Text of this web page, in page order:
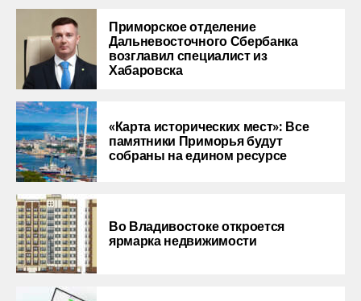
Приморское отделение
Дальневосточного Сбербанка
возглавил специалист из
Хабаровска
«Карта исторических мест»: Все
памятники Приморья будут
собраны на едином ресурсе
Во Владивостоке откроется
ярмарка недвижимости